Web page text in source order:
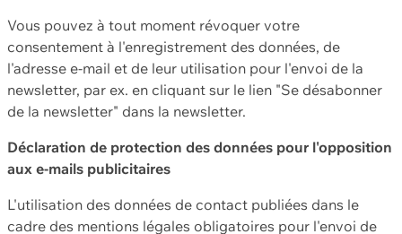
Vous pouvez à tout moment révoquer votre
consentement à l'enregistrement des données, de
l'adresse e-mail et de leur utilisation pour l'envoi de la
newsletter, par ex. en cliquant sur le lien "Se désabonner
de la newsletter" dans la newsletter.
Déclaration de protection des données pour l'opposition
aux e-mails publicitaires
L'utilisation des données de contact publiées dans le
cadre des mentions légales obligatoires pour l'envoi de